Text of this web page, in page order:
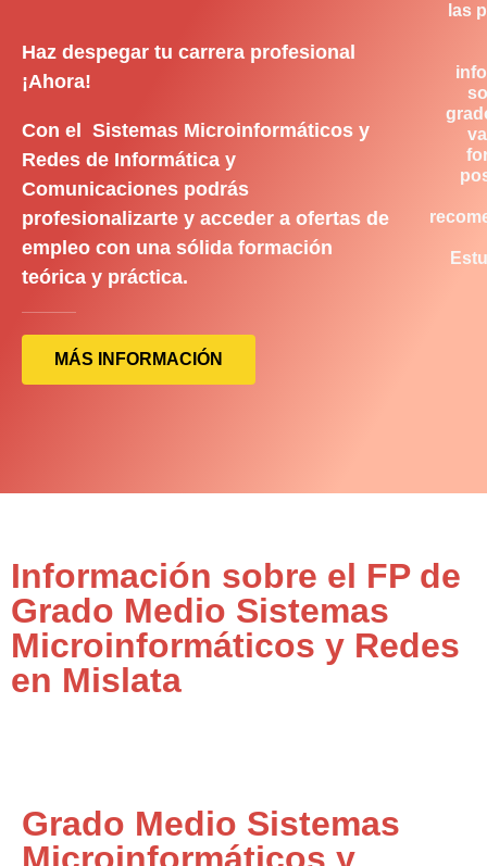
Haz despegar tu carrera profesional
¡Ahora!
Con el Sistemas Microinformáticos y
Redes de Informática y
Comunicaciones podrás
profesionalizarte y acceder a ofertas de
empleo con una sólida formación
teórica y práctica.
MÁS INFORMACIÓN
las
Información sobre el FP de
Grado Medio Sistemas
Microinformáticos y Redes
en Mislata
Grado Medio Sistemas